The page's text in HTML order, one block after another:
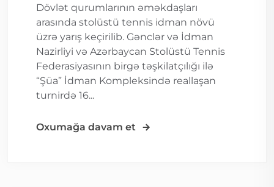
Dövlət qurumlarının əməkdaşları
arasında stolüstü tennis idman növü
üzrə yarış keçirilib. Gənclər və İdman
Nazirliyi və Azərbaycan Stolüstü Tennis
Federasiyasının birgə təşkilatçılığı ilə
“Şüa” İdman Kompleksində reallaşan
turnirdə 16...
Oxumağa davam et